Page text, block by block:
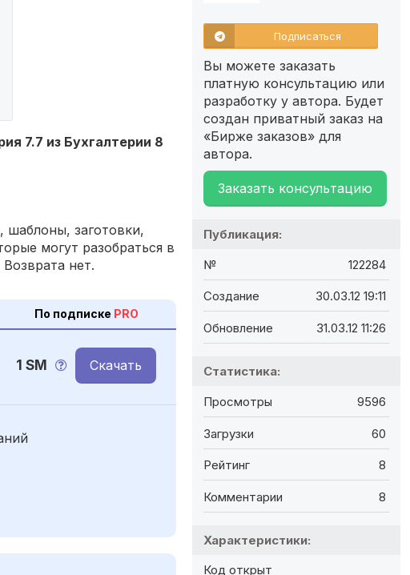
7.7 из Бухгалтерии 8
заготовки,
могут разобраться в
нет.
По подписке PRO
1 SM Скачать
Подписаться
Вы можете заказать
платную консультацию или
разработку у автора. Будет
создан приватный заказ на
«Бирже заказов» для
автора.
Заказать консультацию
Публикация:
№ 122284
Создание 30.03.12 19:11
Обновление 31.03.12 11:26
Статистика:
Просмотры 9596
Загрузки 60
Рейтинг 8
Комментарии 8
Характеристики:
Код открыт